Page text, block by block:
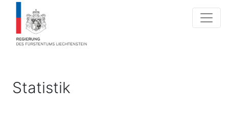
Statistik